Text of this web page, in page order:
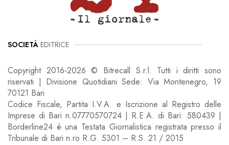
SOCIETÀ EDITRICE
Copyright 2016-2026 © Bitrecall S.r.l. Tutti i diritti sono
riservati | Divisione Quotidiani Sede: Via Montenegro, 19
70121 Bari
Codice Fiscale, Partita I.V.A. e Iscrizione al Registro delle
Imprese di Bari n.07770570724 | R.E.A. di Bari: 580439 |
Borderline24 è una Testata Giornalistica registrata presso il
Tribunale di Bari n.ro R.G. 5301 – R.S. 21 / 2015